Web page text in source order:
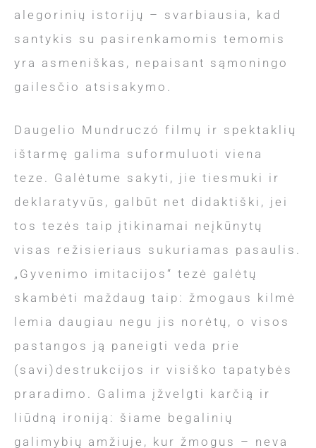
alegorinių istorijų – svarbiausia, kad
santykis su pasirenkamomis temomis
yra asmeniškas, nepaisant sąmoningo
gailesčio atsisakymo.
Daugelio Mundruczó filmų ir spektaklių
ištarmę galima suformuluoti viena
teze. Galėtume sakyti, jie tiesmuki ir
deklaratyvūs, galbūt net didaktiški, jei
tos tezės taip įtikinamai neįkūnytų
visas režisieriaus sukuriamas pasaulis.
„Gyvenimo imitacijos“ tezė galėtų
skambėti maždaug taip: žmogaus kilmė
lemia daugiau negu jis norėtų, o visos
pastangos ją paneigti veda prie
(savi)destrukcijos ir visiško tapatybės
praradimo. Galima įžvelgti karčią ir
liūdną ironiją: šiame begalinių
galimybių amžiuje, kur žmogus – neva